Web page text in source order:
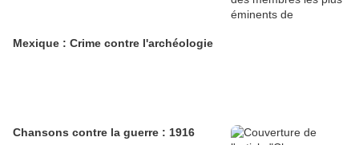
Mexique : Crime contre l'archéologie
Chansons contre la guerre : 1916